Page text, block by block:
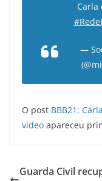
Carla
—
O post BBB21:
vídeo apareceu
Guarda Civil